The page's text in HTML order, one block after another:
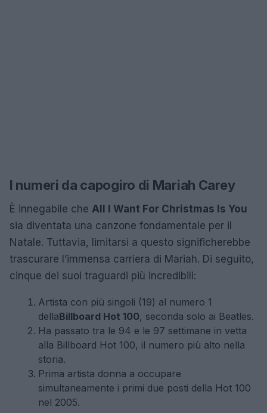
I numeri da capogiro di Mariah Carey
È innegabile che All I Want For Christmas Is You
sia diventata una canzone fondamentale per il
Natale. Tuttavia, limitarsi a questo significherebbe
trascurare l’immensa carriera di Mariah. Di seguito,
cinque dei suoi traguardi più incredibili:
Artista con più singoli (19) al numero 1
dellaBillboard Hot 100, seconda solo ai Beatles.
Ha passato tra le 94 e le 97 settimane in vetta
alla Billboard Hot 100, il numero più alto nella
storia.
Prima artista donna a occupare
simultaneamente i primi due posti della Hot 100
nel 2005.